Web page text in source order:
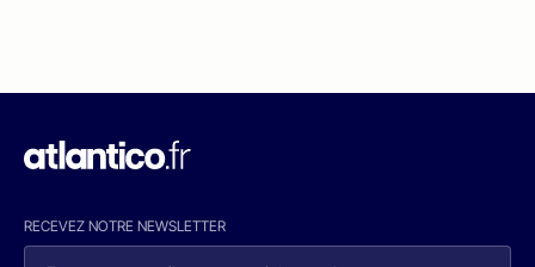
RECEVEZ NOTRE NEWSLETTER